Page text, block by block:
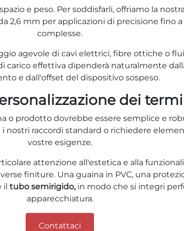
e peso. Per soddisfarli, offriamo la
2,6 mm per applicazioni di precisione fino
complesse.
agevole di cavi elettrici, fibre ottiche o
carico effettiva dipenderà naturalmente
e dall'offset del dispositivo sospeso.
dei
o prodotto dovrebbe essere semplice e
raccordi standard o richiedere
vostre esigenze.
attenzione all'estetica e alla
finiture. Una guaina in PVC, una
il tubo semirigido,in modo che si integri
apparecchiatura.
Contattaci